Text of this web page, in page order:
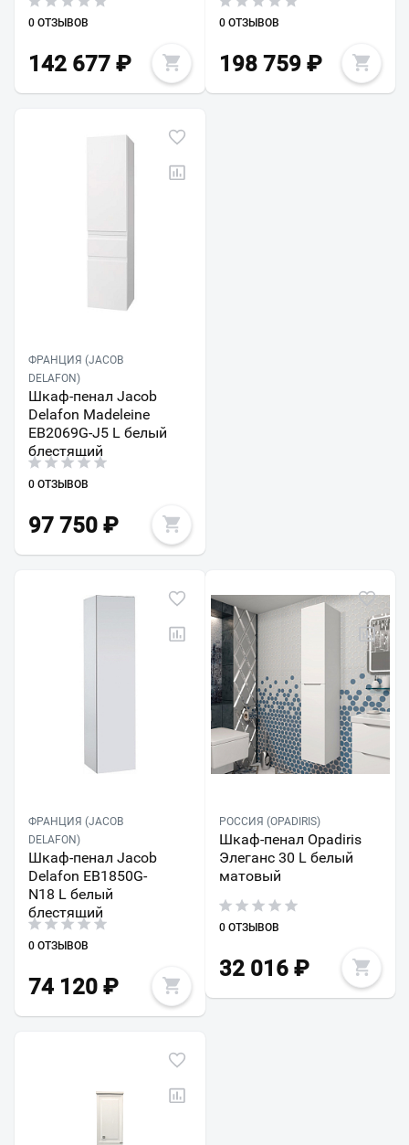
0 ОТЗЫВОВ
142 677 ₽
0 ОТЗЫВОВ
198 759₽
ФРАНЦИЯ (JACOB
DELAFON)
Шкаф-пенал Jacob
Delafon Madeleine
EB2069G-J5 L белый
блестящий
0 ОТЗЫВОВ
97 750 ₽
ФРАНЦИЯ (JACOB
DELAFON)
Шкаф-пенал Jacob
Delafon EB1850G-
N18 L белый
блестящий
0 ОТЗЫВОВ
74 120 ₽
РОССИЯ (OPADIRIS)
Шкаф-пенал Opadiris
Элеганс 30 L белый
матовый
0 ОТЗЫВОВ
32 016₽